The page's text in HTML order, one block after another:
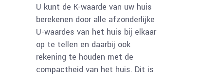
U kunt de K-waarde van uw huis
berekenen door alle afzonderlijke
U-waardes van het huis bij elkaar
op te tellen en daarbij ook
rekening te houden met de
compactheid van het huis. Dit is